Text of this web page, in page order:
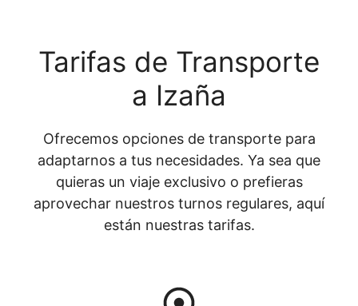
Tarifas de Transporte
a Izaña
Ofrecemos opciones de transporte para
adaptarnos a tus necesidades. Ya sea que
quieras un viaje exclusivo o prefieras
aprovechar nuestros turnos regulares, aquí
están nuestras tarifas.